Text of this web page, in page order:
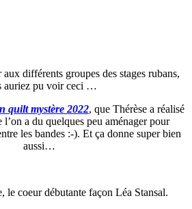
aux différents groupes des stages rubans,
auriez pu voir ceci …
quilt mystère 2022, que Thérèse a réalisé
l’on a du quelques peu aménager pour
les bandes :-). Et ça donne super bien
aussi…
le coeur débutante façon Léa Stansal.